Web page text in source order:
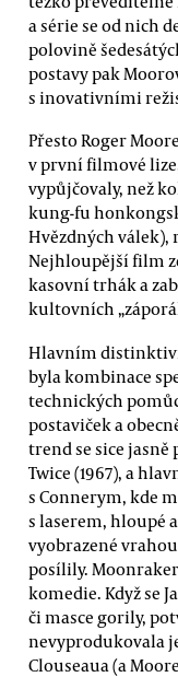
a série se od nich
polovině
postavy pak
s inovativními
Přesto Roger
v první filmové
vypůjčovaly, než
kung-fu
Hvězdných válek),
Nejhloupější film
kasovní trhák a
kultovních
Hlavním
byla kombinace
technických
postaviček a
trend se sice
Twice (1967), a
s Connerym, kde
s laserem, hloupé
vyobrazené
posílily.
komedie. Když se
či masce gorily,
nevyprodukovala
Clouseaua (a